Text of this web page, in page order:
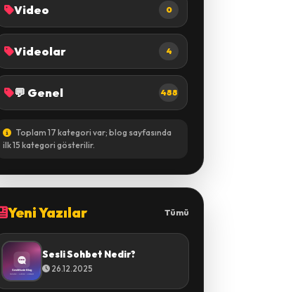
Video 0
Videolar 4
💬 Genel 488
Toplam 17 kategori var; blog sayfasında
ilk 15 kategori gösterilir.
Yeni Yazılar Tümü
Sesli Sohbet Nedir?
26.12.2025